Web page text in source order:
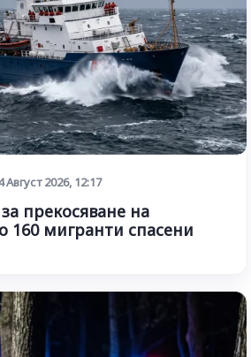
Август 2026, 12:17
прекосяване на
160 мигранти спасени